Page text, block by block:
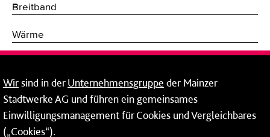
Breitband
Wärme
Erneuerbare Energien
Netze
Wirsind in derUnternehmensgruppe der Mainzer
Stadtwerke AG und führen ein gemeinsames
Einwilligungsmanagement für Cookies und Vergleichbares
(„Cookies“).